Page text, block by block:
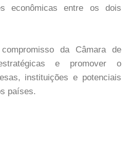
econômicas entre os dois
da Câmara de
e promover o
instituições e potenciais
países.